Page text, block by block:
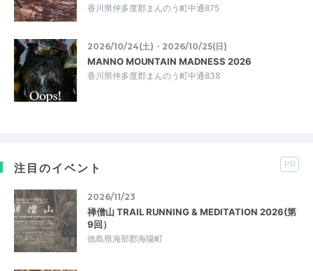
香川県仲多度郡まんのう町中通875
2026/10/24(土)・2026/10/25(日)
MANNO MOUNTAIN MADNESS 2026
香川県仲多度郡まんのう町中通838
注目のイベント PR
2026/11/23
禅僧山 TRAIL RUNNING & MEDITATION 2026(第
9回）
徳島県海部郡海陽町